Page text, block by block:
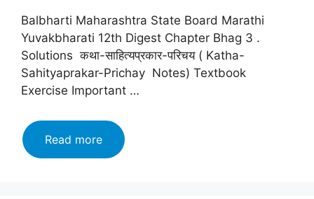
Balbharti Maharashtra State Board Marathi
Yuvakbharati 12th Digest Chapter Bhag 3 .
Solutions कथा-साहित्यप्रकार-परिचय ( Katha-
Sahityaprakar-Prichay Notes) Textbook
Exercise Important …
Read moreMaharashtra
Board